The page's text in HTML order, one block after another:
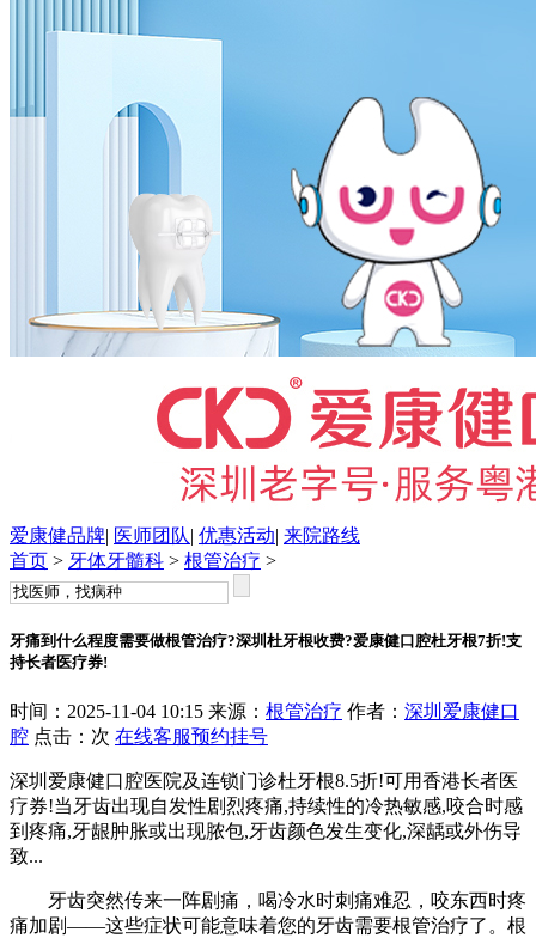
爱康健品牌| 医师团队| 优惠活动| 来院路线
首页 > 牙体牙髓科 > 根管治疗 >
牙痛到什么程度需要做根管治疗?深圳杜牙根收费?爱康健口腔杜牙根7折!支
持长者医疗券!
时间：2025-11-04 10:15 来源： 根管治疗 作者： 深圳爱康健口
腔 点击： 次 在线客服预约挂号
深圳爱康健口腔医院及连锁门诊杜牙根8.5折!可用香港长者医
疗券!当牙齿出现自发性剧烈疼痛,持续性的冷热敏感,咬合时感
到疼痛,牙龈肿胀或出现脓包,牙齿颜色发生变化,深龋或外伤导
致...
牙齿突然传来一阵剧痛，喝冷水时刺痛难忍，咬东西时疼
痛加剧——这些症状可能意味着您的牙齿需要根管治疗了。根